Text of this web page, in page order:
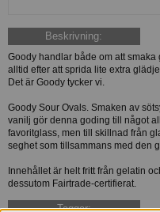
Beskrivning:
Goody handlar både om att smaka
alltid efter att sprida lite extra
Det är Goody tycker vi.
Goody Sour Ovals. Smaken av
vanilj gör denna goding till något
favoritglass, men till skillnad från
seghet som tillsammans med den
Innehållet är helt fritt från gelatin
dessutom Fairtrade-certifierat.
Taggar: